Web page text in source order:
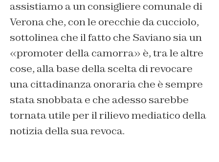
assistiamo a un consigliere comunale di
Verona che, con le orecchie da cucciolo,
sottolinea che il fatto che Saviano sia un
«promoter della camorra» è, tra le altre
cose, alla base della scelta di revocare
una cittadinanza onoraria che è sempre
stata snobbata e che adesso sarebbe
tornata utile per il rilievo mediatico della
notizia della sua revoca.